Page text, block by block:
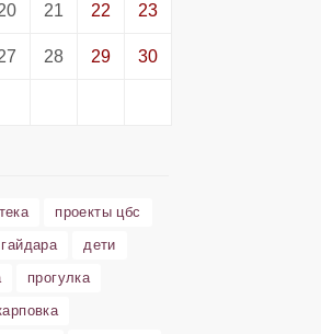
21 22 23
28 29 30
проекты цбс
дети
прогулка